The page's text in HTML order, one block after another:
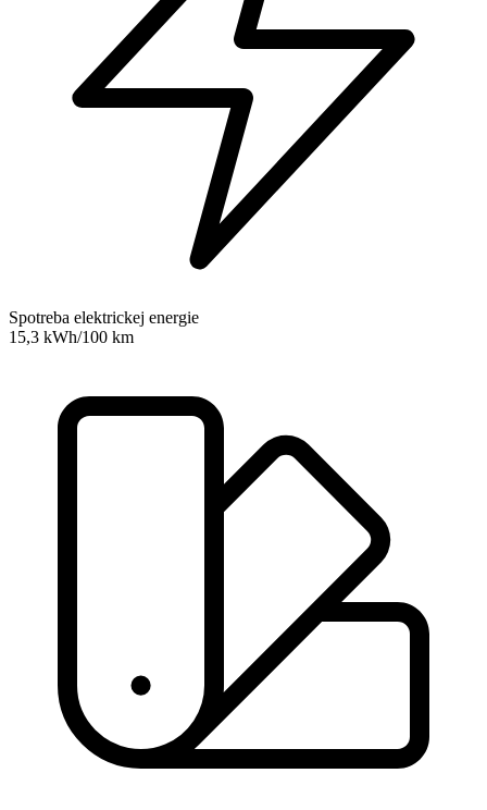
Spotreba elektrickej energie
15,3 kWh/100 km